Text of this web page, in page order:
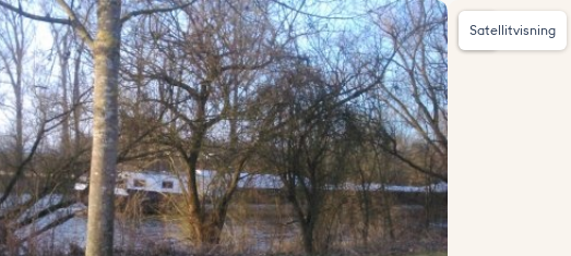
Satellitvisning